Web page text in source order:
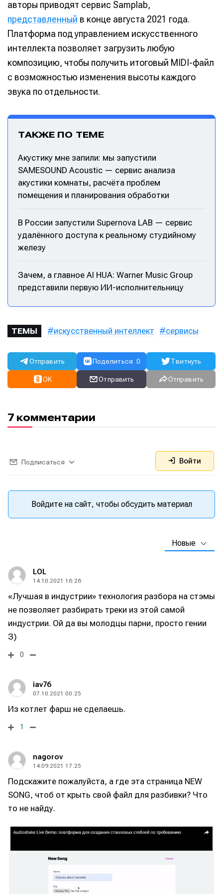
Вы сможете общаться в комментариях,
Вы сможете общаться в комментариях,
Вы сможете общаться в комментариях,
Написание
Продакшн
Оборудование
Софт
Индустрия
Вы сможете общаться в комментариях,
Написание
Продакшн
Оборудование
Софт
Индустрия
авторы приводят сервис Samplab,
представленный в конце августа 2021 года.
Платформа под управлением искусственного
интеллекта позволяет загрузить любую
композицию, чтобы получить итоговый MIDI-файл
с возможностью изменения высоты каждого
звука по отдельности.
ТАКЖЕ ПО ТЕМЕ
Акустику мне запили: мы запустили
SAMESOUND Acoustic — сервис анализа
акустики комнаты, расчёта проблем
помещения и планирования обработки
В России запустили Supernova LAB — сервис
удалённого доступа к реальному студийному
железу
Зачем, а главное AI HUA: Warner Music Group
представили первую ИИ-исполнительницу
ТЕМЫ искусственный интеллект сервисы
Отправить Поделиться 0 Твитнуть
OK Отправить Отправить
7 комментарии
Подписаться Войти
Войдите на сайт, чтобы обсудить материал
Новые
LOL
14.10.2021 16:26
«Лучшая в индустрии» технология разбора на стэмы
не позволяет разбирать треки из этой самой
индустрии. Ой да вы молодцы парни, просто гении
З)
0
iav76
07.10.2021 00:25
Из котлет фарш не сделаешь.
1
nagorov
14.09.2021 17:25
Подскажите пожалуйста, а где эта страница NEW
SONG, чтоб от крыть свой файл для разбивки? Что
то не найду.